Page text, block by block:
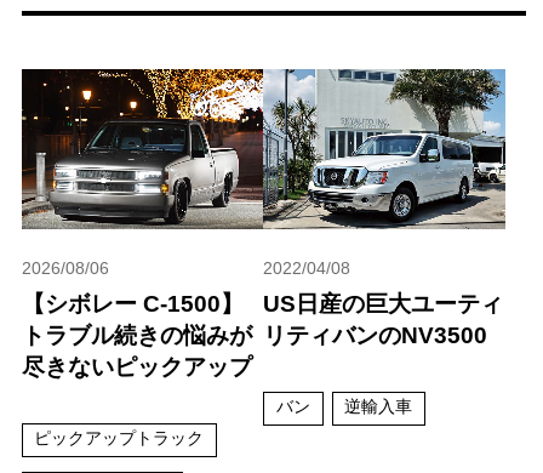
2026/08/06
【シボレー C-1500】
トラブル続きの悩みが
尽きないピックアップ
ピックアップトラック
2022/04/08
US日産の巨大ユーティ
リティバンのNV3500
バン 逆輸入車